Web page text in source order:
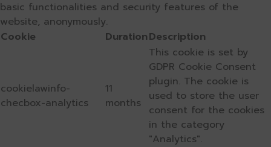
basic functionalities and security features of the
website, anonymously.
Cookie
DurationDescription
cookielawinfo-
checbox-analytics
11
months
This cookie is set by
GDPR Cookie Consent
plugin. The cookie is
used to store the user
consent for the cookies
in the category
"Analytics".